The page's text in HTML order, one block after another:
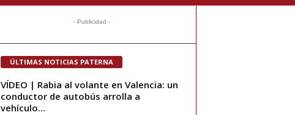
- Publicidad -
ÚLTIMAS NOTICIAS PATERNA
VÍDEO | Rabia al volante en Valencia: un
conductor de autobús arrolla a
vehículo...